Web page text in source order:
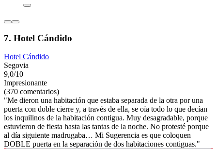
7. Hotel Cándido
Hotel Cándido
Segovia
9,0/10
Impresionante
(370 comentarios)
"Me dieron una habitación que estaba separada de la otra por una
puerta con doble cierre y, a través de ella, se oía todo lo que decían
los inquilinos de la habitación contigua. Muy desagradable, porque
estuvieron de fiesta hasta las tantas de la noche. No protesté porque
al día siguiente madrugaba… Mi Sugerencia es que coloquen
DOBLE puerta en la separación de dos habitaciones contiguas."